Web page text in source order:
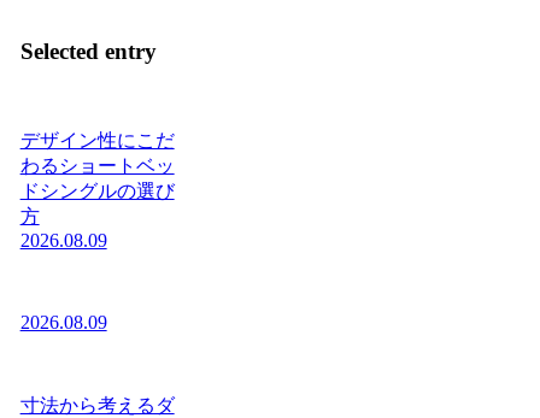
Selected entry
デザイン性にこだ
わるショートベッ
ドシングルの選び
方
2026.08.09
2026.08.09
寸法から考えるダ